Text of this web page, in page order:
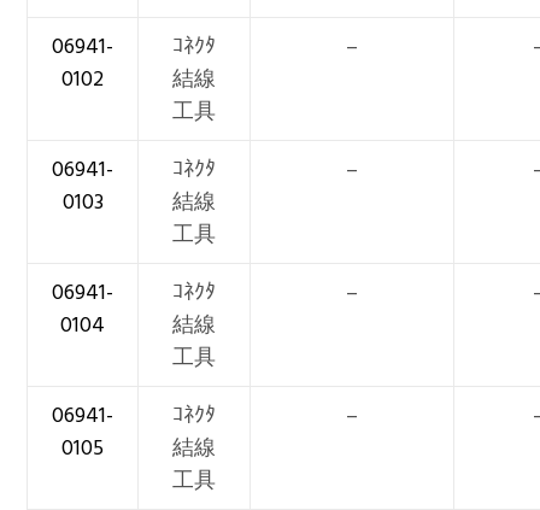
06941-
0102
ｺﾈｸﾀ
結線
工具
–
06941-
0103
ｺﾈｸﾀ
結線
工具
–
06941-
0104
ｺﾈｸﾀ
結線
工具
–
06941-
0105
ｺﾈｸﾀ
結線
工具
–